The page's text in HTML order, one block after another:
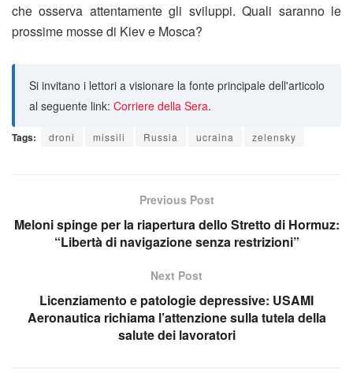
che osserva attentamente gli sviluppi. Quali saranno le
prossime mosse di Kiev e Mosca?
Si invitano i lettori a visionare la fonte principale dell'articolo
al seguente link: Corriere della Sera.
Tags: droni missili Russia ucraina zelensky
Previous Post
Meloni spinge per la riapertura dello Stretto di Hormuz:
“Libertà di navigazione senza restrizioni”
Next Post
Licenziamento e patologie depressive: USAMI
Aeronautica richiama l’attenzione sulla tutela della
salute dei lavoratori